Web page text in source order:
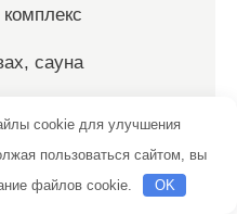
сауна
cookie для улучшения
пользоваться сайтом, вы
файлов cookie.
OK